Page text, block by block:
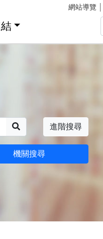
網站導覽
進階搜尋
機關搜尋